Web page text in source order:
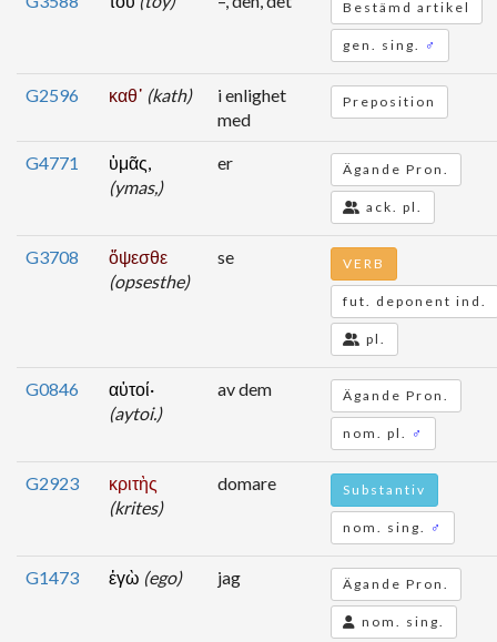
Bestämd artikel
gen. sing. ♂
G2596 καθ᾽ (kath)
i enlighet
med
Preposition
G4771
ὑμᾶς,
(ymas,)
er Ägande Pron.
ack. pl.
G3708
ὄψεσθε
(opsesthe)
se VERB
fut. deponent ind.
pl.
G0846
αὐτοί·
(aytoi.)
av dem Ägande Pron.
nom. pl. ♂
G2923
κριτὴς
(krites)
domare Substantiv
nom. sing. ♂
G1473 ἐγὼ (ego) jag Ägande Pron.
nom. sing.